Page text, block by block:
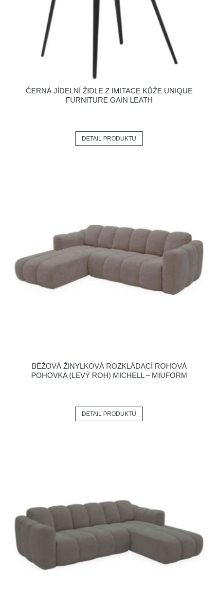
ČERNÁ JÍDELNÍ ŽIDLE Z IMITACE KŮŽE UNIQUE
FURNITURE GAIN LEATH
DETAIL PRODUKTU
BÉŽOVÁ ŽINYLKOVÁ ROZKLÁDACÍ ROHOVÁ
POHOVKA (LEVÝ ROH) MICHELL – MIUFORM
DETAIL PRODUKTU